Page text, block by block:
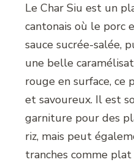
Le Char Siu est un
cantonais où le porc
sauce sucrée-salée,
une belle
rouge en surface,
et savoureux. Il est
garniture pour des
riz, mais peut
tranches comme